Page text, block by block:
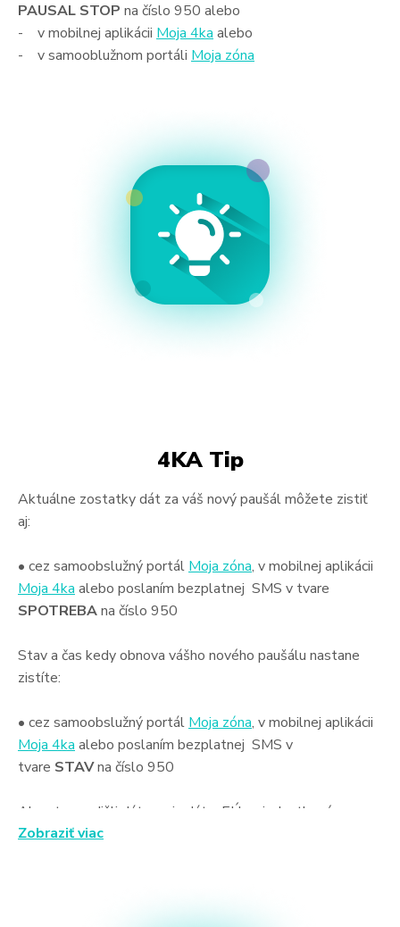
PAUSAL STOP na číslo 950 alebo
- v mobilnej aplikácii Moja 4ka alebo
- v samooblužnom portáli Moja zóna
4KA Tip
Aktuálne zostatky dát za váš nový paušál môžete zistiť
aj:
• cez samoobslužný portál Moja zóna, v mobilnej aplikácii
Moja 4ka alebo poslaním bezplatnej SMS v tvare
SPOTREBAna číslo 950
Stav a čas kedy obnova vášho nového paušálu nastane
zistíte:
• cez samoobslužný portál Moja zóna, v mobilnej aplikácii
Moja 4ka alebo poslaním bezplatnej SMS v
tvare STAVna číslo 950
Aby ste predišli dátovaniu dát v EÚ za jednotkové ceny,
odporúčame si aktivovať dátový balík GIGA S OBNOVOU,
Zobraziť viac